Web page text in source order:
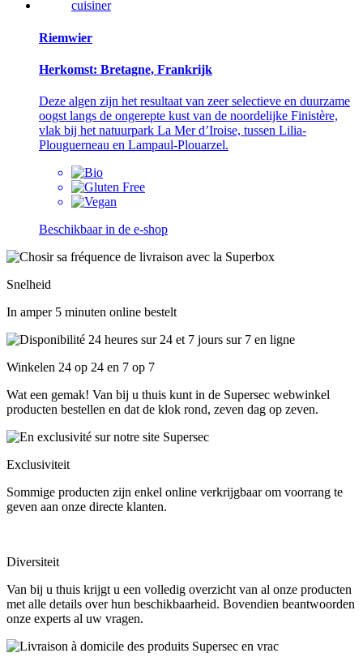
Riemwier
Herkomst: Bretagne, Frankrijk
Deze algen zijn het resultaat van zeer selectieve en duurzame
oogst langs de ongerepte kust van de noordelijke Finistère,
vlak bij het natuurpark La Mer d’Iroise, tussen Lilia-
Plouguerneau en Lampaul-Plouarzel.
Beschikbaar in de e-shop
Snelheid
In amper 5 minuten online bestelt
Winkelen 24 op 24 en 7 op 7
Wat een gemak! Van bij u thuis kunt in de Supersec webwinkel
producten bestellen en dat de klok rond, zeven dag op zeven.
Exclusiviteit
Sommige producten zijn enkel online verkrijgbaar om voorrang te
geven aan onze directe klanten.
Diversiteit
Van bij u thuis krijgt u een volledig overzicht van al onze producten
met alle details over hun beschikbaarheid. Bovendien beantwoorden
onze experts al uw vragen.